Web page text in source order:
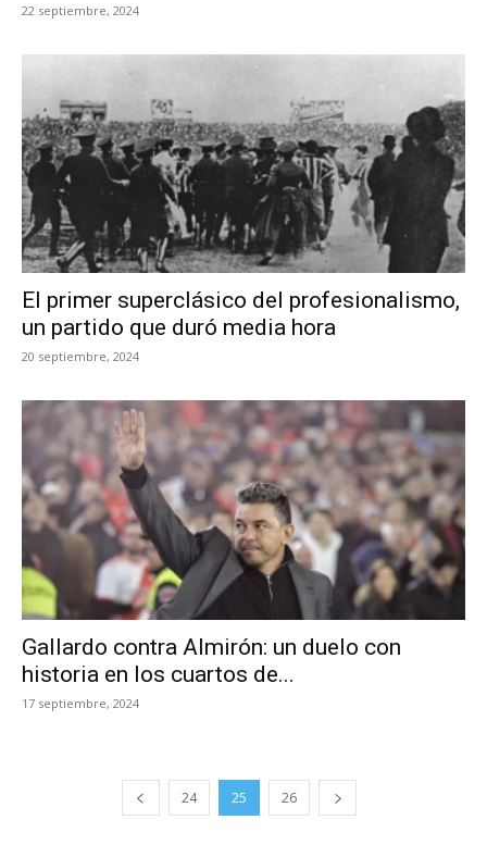
22 septiembre, 2024
El primer superclásico del profesionalismo,
un partido que duró media hora
20 septiembre, 2024
Gallardo contra Almirón: un duelo con
historia en los cuartos de...
17 septiembre, 2024
24 25 26